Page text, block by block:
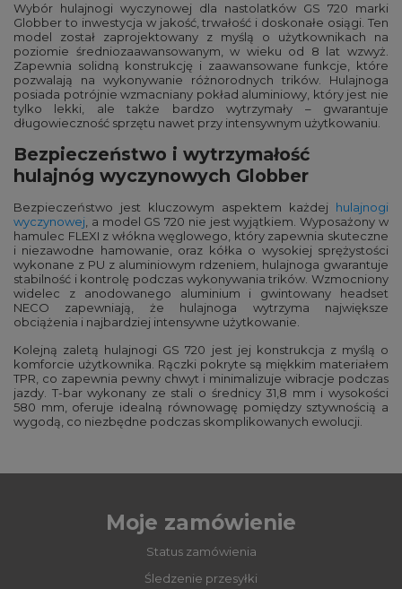
Wybór hulajnogi wyczynowej dla nastolatków GS 720 marki
Globber to inwestycja w jakość, trwałość i doskonałe osiągi. Ten
model został zaprojektowany z myślą o użytkownikach na
poziomie średniozaawansowanym, w wieku od 8 lat wzwyż.
Zapewnia solidną konstrukcję i zaawansowane funkcje, które
pozwalają na wykonywanie różnorodnych trików. Hulajnoga
posiada potrójnie wzmacniany pokład aluminiowy, który jest nie
tylko lekki, ale także bardzo wytrzymały – gwarantuje
długowieczność sprzętu nawet przy intensywnym użytkowaniu​.
Bezpieczeństwo i wytrzymałość
hulajnóg wyczynowych Globber
Bezpieczeństwo jest kluczowym aspektem każdej hulajnogi
wyczynowej , a model GS 720 nie jest wyjątkiem. Wyposażony w
hamulec FLEXI z włókna węglowego, który zapewnia skuteczne
i niezawodne hamowanie, oraz kółka o wysokiej sprężystości
wykonane z PU z aluminiowym rdzeniem, hulajnoga gwarantuje
stabilność i kontrolę podczas wykonywania trików. Wzmocniony
widelec z anodowanego aluminium i gwintowany headset
NECO zapewniają, że hulajnoga wytrzyma największe
obciążenia i najbardziej intensywne użytkowanie​.
Kolejną zaletą hulajnogi GS 720 jest jej konstrukcja z myślą o
komforcie użytkownika. Rączki pokryte są miękkim materiałem
TPR, co zapewnia pewny chwyt i minimalizuje wibracje podczas
jazdy. T-bar wykonany ze stali o średnicy 31,8 mm i wysokości
580 mm, oferuje idealną równowagę pomiędzy sztywnością a
wygodą, co niezbędne podczas skomplikowanych ewolucji​.
Moje zamówienie
Status zamówienia
Śledzenie przesyłki